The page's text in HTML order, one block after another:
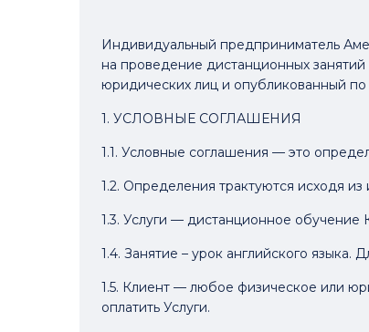
Индивидуальный предприниматель
на проведение дистанционных
юридических лиц и опубликованный по
1. УСЛОВНЫЕ СОГЛАШЕНИЯ
1.1. Условные соглашения — это
1.2. Определения трактуются исходя
1.3. Услуги — дистанционное обучение
1.4. Занятие – урок английского языка.
1.5. Клиент — любое физическое или
оплатить Услуги.